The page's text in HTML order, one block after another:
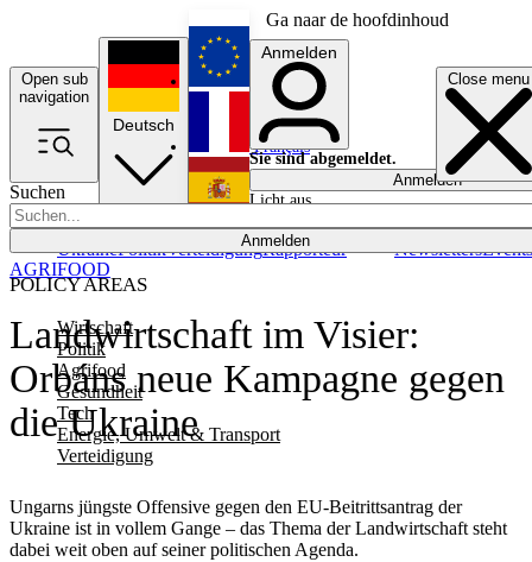
Ga naar de hoofdinhoud
Open sub
navigation
Close menu
Suchen
Anmelden
POLICY AREAS
Wirtschaft
Politik
Agrifood
Gesundheit
Tech
Energie, Umwelt & Transport
Verteidigung
UkrainePolitikVerteidigungRapporteur NewslettersEvents
Deutsch
English
Français
Anmelden
Sie sind abgemeldet.
Anmelden
Licht aus
Landwirtschaft im Visier:
Orbáns neue Kampagne gegen
die Ukraine
Ungarns jüngste Offensive gegen den EU-Beitrittsantrag der
Ukraine ist in vollem Gange – das Thema der Landwirtschaft steht
dabei weit oben auf seiner politischen Agenda.
AGRIFOOD